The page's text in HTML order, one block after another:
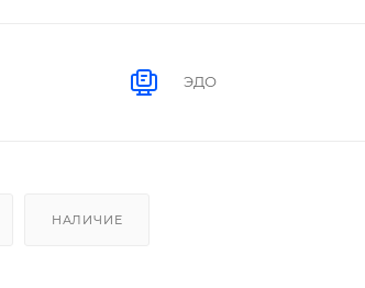
ЭДО
НАЛИЧИЕ